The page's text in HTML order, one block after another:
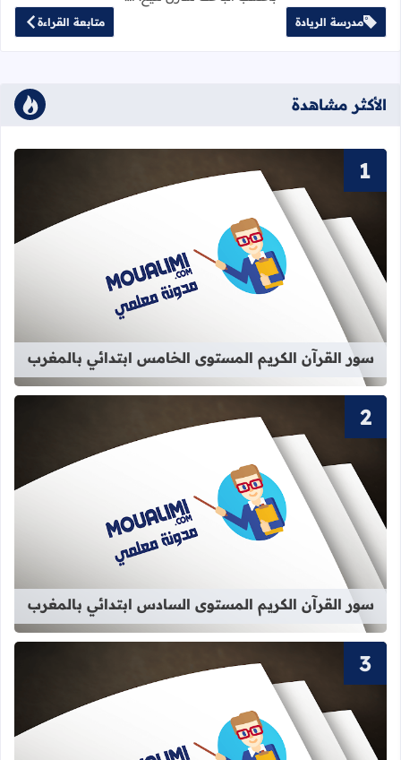
مدرسة الريادة متابعة القراءة
الأكثر مشاهدة
قراءة المزيد عن سور القرآن
سور القرآن الكريم المستوى الخامس ابتدائي بالمغرب
قراءة المزيد عن سور القرآن
سور القرآن الكريم المستوى السادس ابتدائي بالمغرب